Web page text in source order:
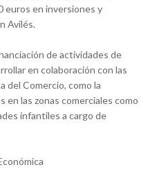
euros en inversiones y
Avilés.
de actividades de
en colaboración con las
del Comercio, como la
en las zonas comerciales como
infantiles a cargo de